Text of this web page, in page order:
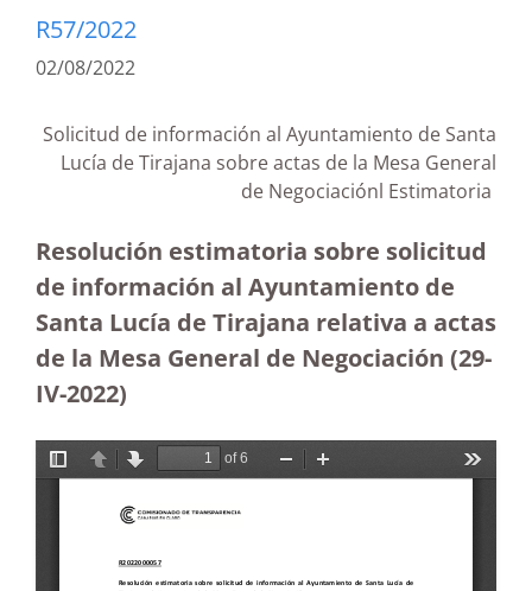
R57/2022
02/08/2022
Solicitud de información al Ayuntamiento de Santa
Lucía de Tirajana sobre actas de la Mesa General
de Negociaciónl Estimatoria
Resolución estimatoria sobre solicitud
de información al Ayuntamiento de
Santa Lucía de Tirajana relativa a actas
de la Mesa General de Negociación (29-
IV-2022)